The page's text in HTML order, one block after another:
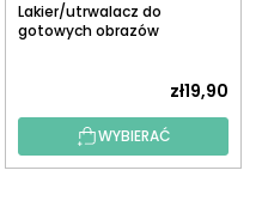
Lakier/utrwalacz do
gotowych obrazów
zł19,90
WYBIERAĆ